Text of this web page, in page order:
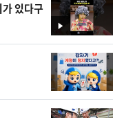
영
상
있다구